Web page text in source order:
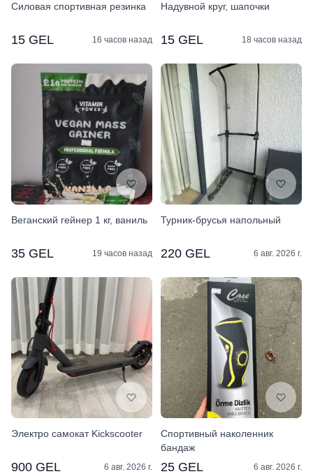
Силовая спортивная резинка
15 GEL 16 часов назад
Надувной круг, шапочки
15 GEL 18 часов назад
Веганский гейнер 1 кг, ваниль
35 GEL 19 часов назад
Турник-брусья напольный
220 GEL 6 авг. 2026 г.
Электро самокат Kickscooter
900 GEL 6 авг. 2026 г.
Спортивный наколенник
бандаж
25 GEL 6 авг. 2026 г.